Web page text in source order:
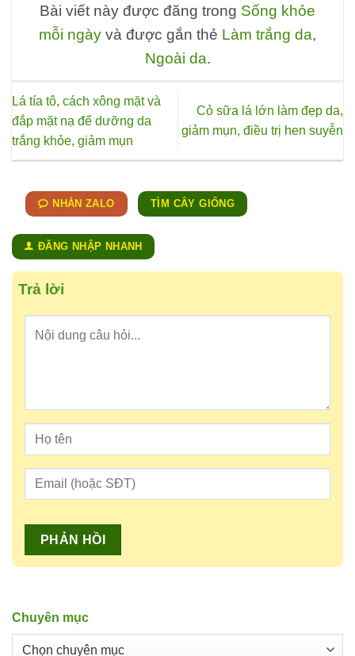
có
nhiều
tùy
chọn
có
thể
chọn
trên
trang
sản
phẩm
Bài viết này được đăng trong Sống khỏe
mỗi ngày và được gắn thẻ Làm trắng da,
Ngoài da.
Lá tía tô, cách xông mặt và
đắp mặt nạ để dưỡng da
trắng khỏe, giảm mụn
Cỏ sữa lá lớn làm đẹp da,
giảm mụn, điều trị hen suyễn
NHẮN ZALO TÌM CÂY GIỐNG
ĐĂNG NHẬP NHANH
Trả lời
Chuyên mục